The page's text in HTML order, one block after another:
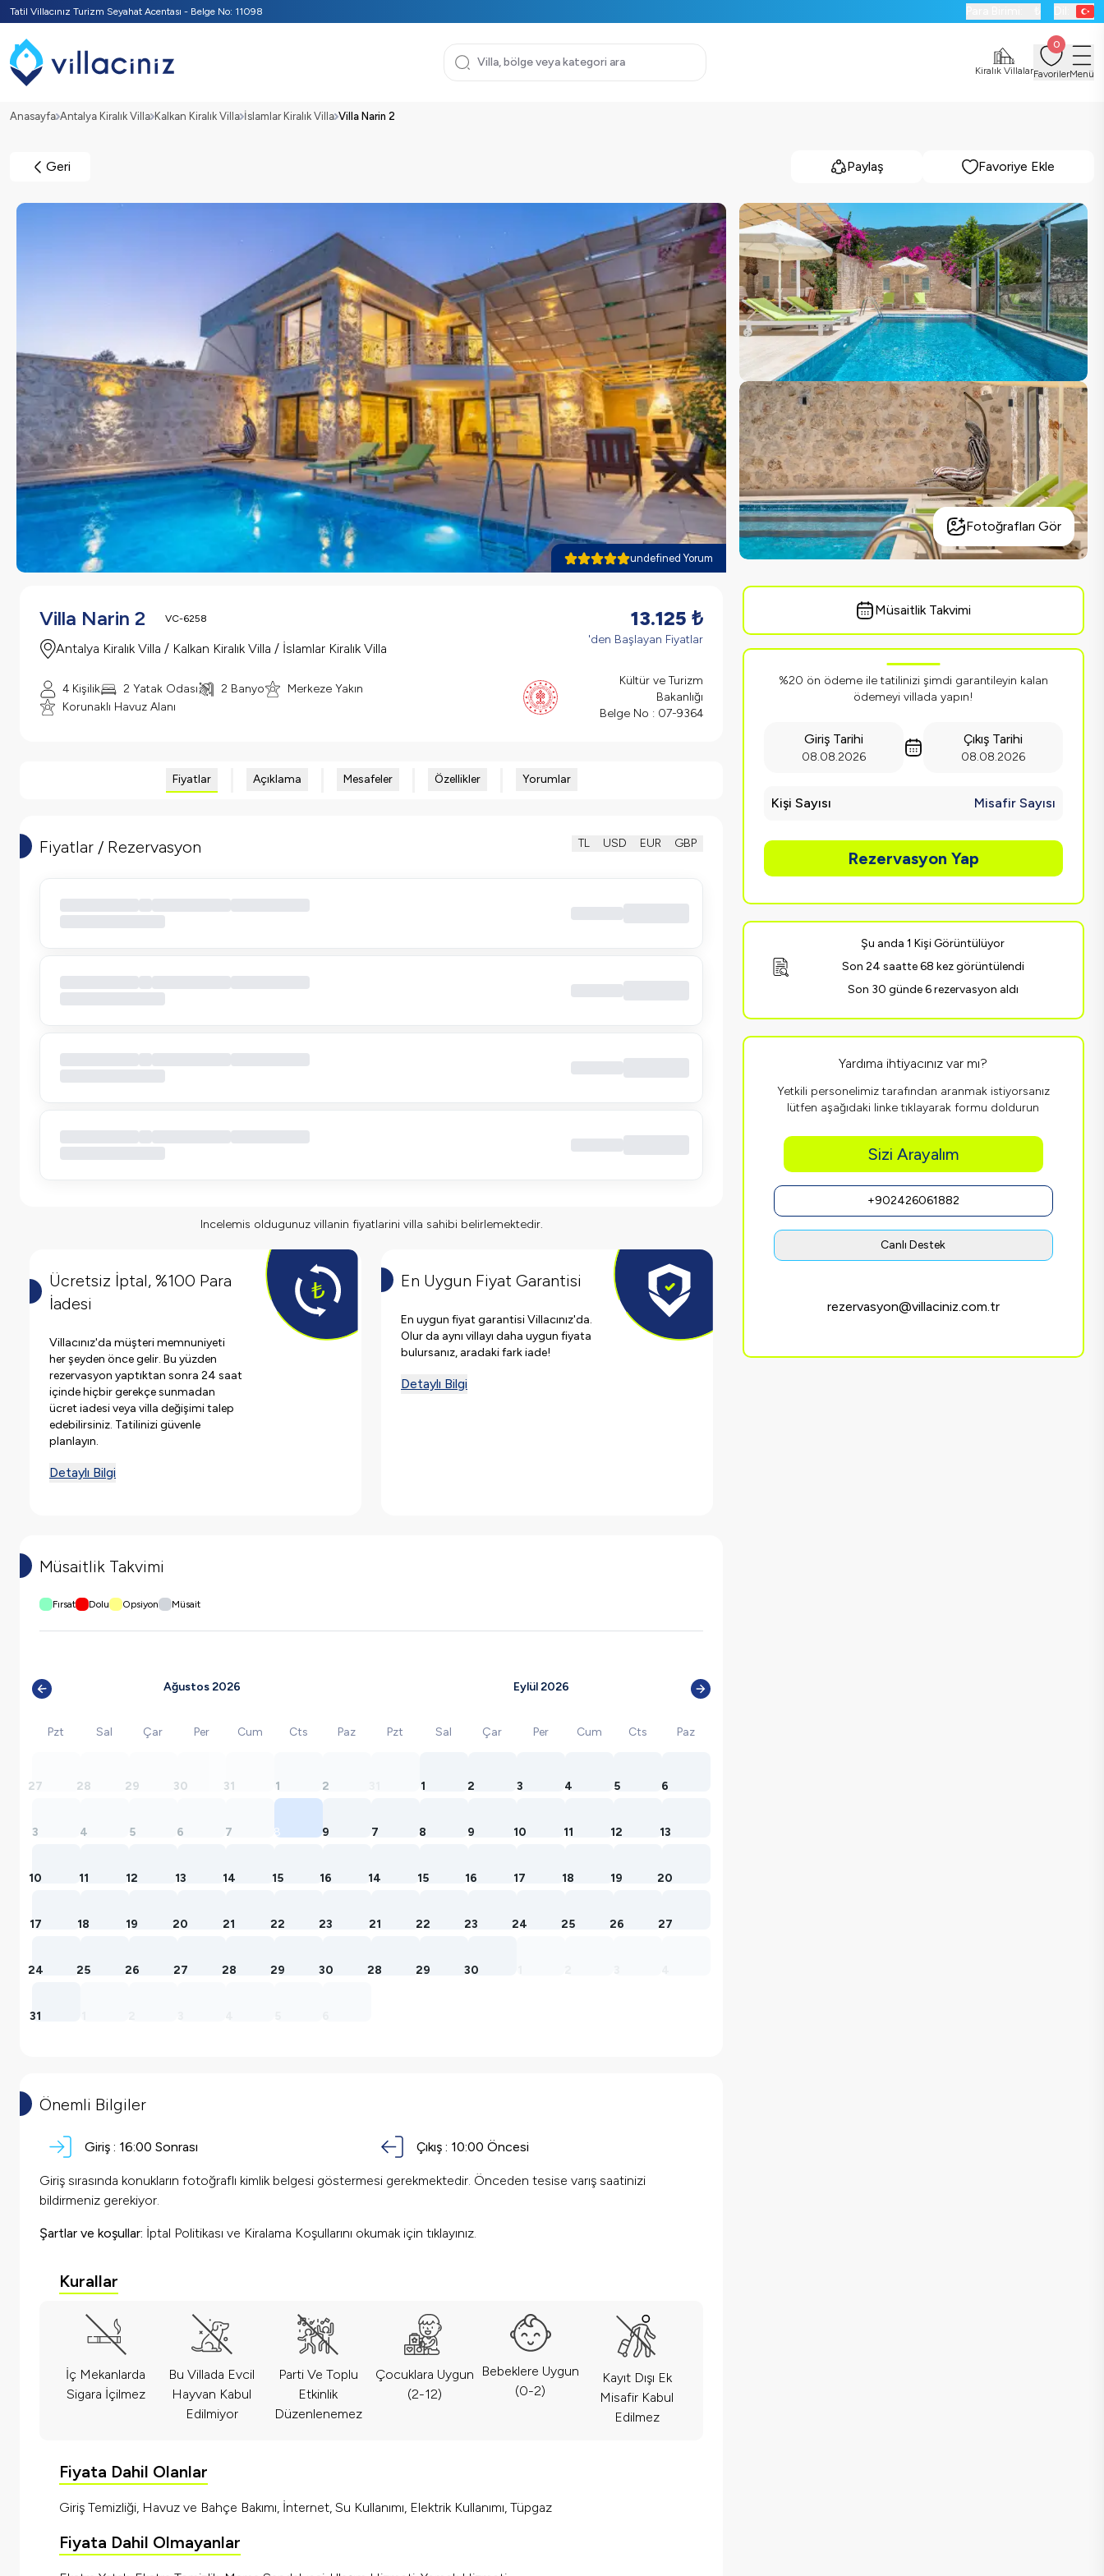
Tatil Villacınız Turizm Seyahat Acentası - Belge No: 11098
Kiralık Villalar
0
FavorilerMenü
Anasayfa Antalya Kiralık Villa Kalkan Kiralık Villa İslamlar Kiralık Villa Villa Narin 2
Geri Paylaş Favoriye Ekle
undefined Yorum
Fotoğrafları Gör
Villa Narin 2 VC-6258
Antalya Kiralık Villa / Kalkan Kiralık Villa / İslamlar Kiralık Villa
13.125 ₺
'den Başlayan Fiyatlar
4 Kişilik 2 Yatak Odası 2 Banyo
Merkeze Yakın
Korunaklı Havuz Alanı
Kültür ve Turizm
Bakanlığı
Belge No : 07-9364
Fiyatlar Açıklama Mesafeler Özellikler Yorumlar
Fiyatlar / Rezervasyon TL USD EUR GBP
Incelemis oldugunuz villanin fiyatlarini villa sahibi belirlemektedir.
Ücretsiz İptal, %100 Para
İadesi
Villacınız'da müşteri memnuniyeti
her şeyden önce gelir. Bu yüzden
rezervasyon yaptıktan sonra 24 saat
içinde hiçbir gerekçe sunmadan
ücret iadesi veya villa değişimi talep
edebilirsiniz. Tatilinizi güvenle
planlayın.
Detaylı Bilgi
En Uygun Fiyat Garantisi
En uygun fiyat garantisi Villacınız'da.
Olur da aynı villayı daha uygun fiyata
bulursanız, aradaki fark iade!
Detaylı Bilgi
Müsaitlik Takvimi
Fırsat Dolu Opsiyon Müsait
Ağustos 2026
Pzt Sal Çar Per Cum Cts Paz
27 28 29 30 31 1 2
3 4 5 6 7 8 9
10 11 12 13 14 15 16
17 18 19 20 21 22 23
24 25 26 27 28 29 30
31
Eylül 2026
Pzt Sal Çar Per Cum Cts Paz
31 1 2 3 4 5 6
7 8 9 10 11 12 13
14 15 16 17 18 19 20
21 22 23 24 25 26 27
28 29 30
Önemli Bilgiler
Giriş : 16:00 Sonrası Çıkış : 10:00 Öncesi
Giriş sırasında konukların fotoğraflı kimlik belgesi göstermesi gerekmektedir. Önceden tesise varış saatinizi
bildirmeniz gerekiyor.
Şartlar ve koşullar: İptal Politikası ve Kiralama Koşullarını okumak için tıklayınız.
Kurallar
İç Mekanlarda
Sigara İçilmez
Bu Villada Evcil
Hayvan Kabul
Edilmiyor
Parti Ve Toplu
Etkinlik
Düzenlenemez
Çocuklara Uygun
(2-12)
Bebeklere Uygun
(0-2)
Kayıt Dışı Ek
Misafir Kabul
Edilmez
Fiyata Dahil Olanlar
Giriş Temizliği, Havuz ve Bahçe Bakımı, İnternet, Su Kullanımı, Elektrik Kullanımı, Tüpgaz
Fiyata Dahil Olmayanlar
Müsaitlik Takvimi
%20 ön ödeme ile tatilinizi şimdi garantileyin kalan
ödemeyi villada yapın!
Giriş Tarihi
08.08.2026
Çıkış Tarihi
08.08.2026
Kişi Sayısı Misafir Sayısı
Rezervasyon Yap
Şu anda 1 Kişi Görüntülüyor
Son 24 saatte 68 kez görüntülendi
Son 30 günde 6 rezervasyon aldı
Yardıma ihtiyacınız var mı?
Yetkili personelimiz tarafından aranmak istiyorsanız
lütfen aşağıdaki linke tıklayarak formu doldurun
Sizi Arayalım
+902426061882
Canlı Destek
rezervasyon@villaciniz.com.tr